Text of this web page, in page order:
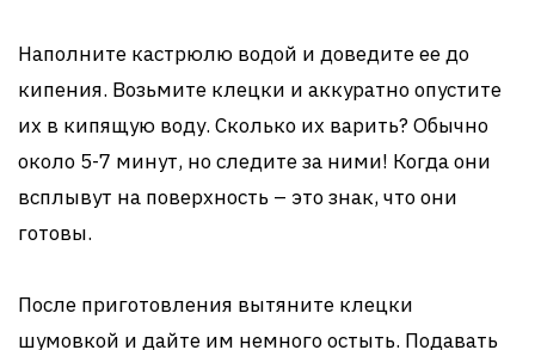
Наполните кастрюлю водой и доведите ее до
кипения. Возьмите клецки и аккуратно опустите
их в кипящую воду. Сколько их варить? Обычно
около 5-7 минут, но следите за ними! Когда они
всплывут на поверхность – это знак, что они
готовы.
После приготовления вытяните клецки
шумовкой и дайте им немного остыть. Подавать